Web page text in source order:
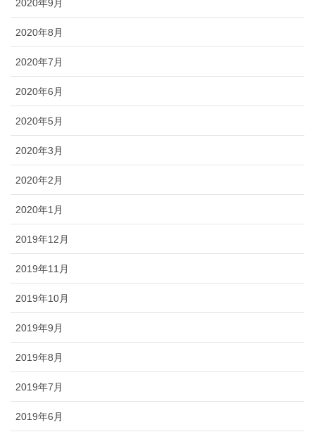
2020年9月
2020年8月
2020年7月
2020年6月
2020年5月
2020年3月
2020年2月
2020年1月
2019年12月
2019年11月
2019年10月
2019年9月
2019年8月
2019年7月
2019年6月